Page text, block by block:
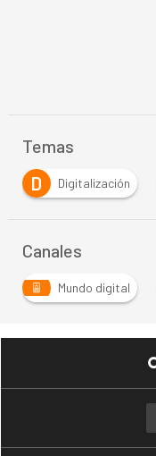
Temas
Digitalización E
Canales
Mundo digital